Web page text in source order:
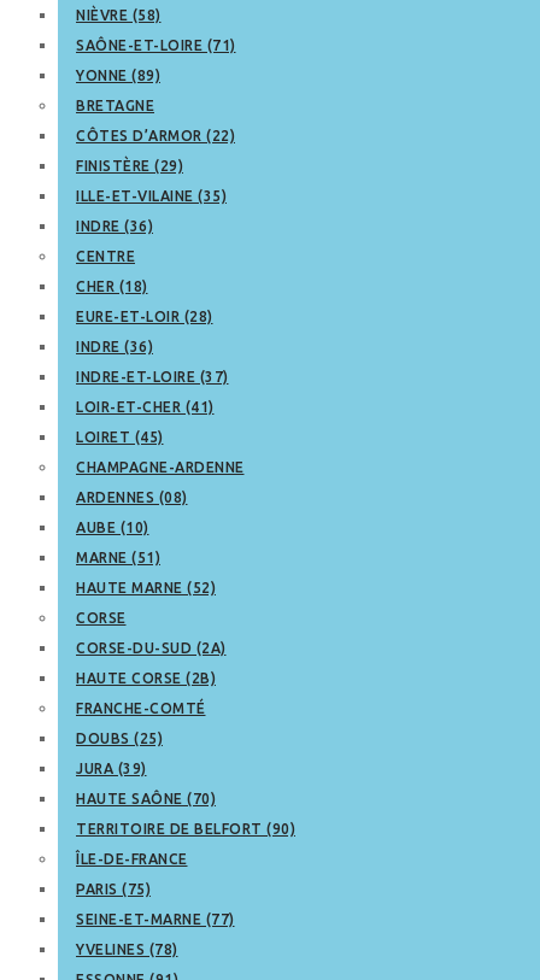
NIÈVRE (58)
SAÔNE-ET-LOIRE (71)
YONNE (89)
BRETAGNE
CÔTES D’ARMOR (22)
FINISTÈRE (29)
ILLE-ET-VILAINE (35)
INDRE (36)
CENTRE
CHER (18)
EURE-ET-LOIR (28)
INDRE (36)
INDRE-ET-LOIRE (37)
LOIR-ET-CHER (41)
LOIRET (45)
CHAMPAGNE-ARDENNE
ARDENNES (08)
AUBE (10)
MARNE (51)
HAUTE MARNE (52)
CORSE
CORSE-DU-SUD (2A)
HAUTE CORSE (2B)
FRANCHE-COMTÉ
DOUBS (25)
JURA (39)
HAUTE SAÔNE (70)
TERRITOIRE DE BELFORT (90)
ÎLE-DE-FRANCE
PARIS (75)
SEINE-ET-MARNE (77)
YVELINES (78)